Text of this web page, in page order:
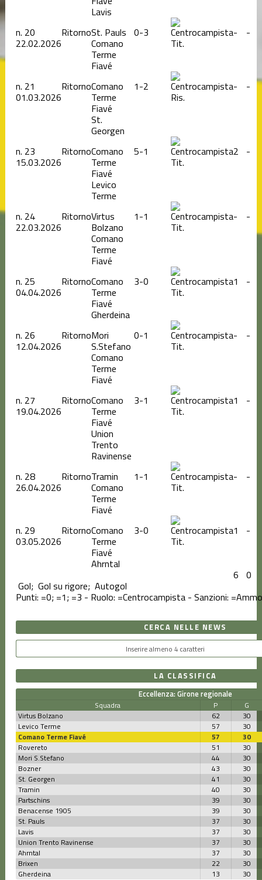
Lavis
n. 20
22.02.2026
RitornoSt. Pauls
Comano
Terme
Fiavé
0-3
Tit.
- -
n. 21
01.03.2026
RitornoComano
Terme
Fiavé
St.
Georgen
1-2
Ris.
- -
n. 23
15.03.2026
RitornoComano
Terme
Fiavé
Levico
Terme
5-1
Tit.
2 -
n. 24
22.03.2026
RitornoVirtus
Bolzano
Comano
Terme
Fiavé
1-1
Tit.
- -
n. 25
04.04.2026
RitornoComano
Terme
Fiavé
Gherdeina
3-0
Tit.
1 -
n. 26
12.04.2026
RitornoMori
S.Stefano
Comano
Terme
Fiavé
0-1
Tit.
- -
n. 27
19.04.2026
RitornoComano
Terme
Fiavé
Union
Trento
Ravinense
3-1
Tit.
1 -
n. 28
26.04.2026
RitornoTramin
Comano
Terme
Fiavé
1-1
Tit.
- -
n. 29
03.05.2026
RitornoComano
Terme
Fiavé
Ahrntal
3-0
Tit.
1 -
6 0
Gol; Gol su rigore; Autogol
Punti: =0; =1; =3 - Ruolo: =Centrocampista - Sanzioni:
CERCA NELLE NEWS
LA CLASSIFICA
Eccellenza: Girone regionale
Squadra P
G
Virtus Bolzano
62
30
Levico Terme
57
30
Comano Terme Fiavé
57
30
Rovereto
51
30
Mori S.Stefano
44
30
Bozner
43
30
St. Georgen
41
30
Tramin
40
30
Partschins
39
30
Benacense 1905
39
30
St. Pauls
37
30
Lavis
37
30
Union Trento Ravinense
37
30
Ahrntal
37
30
Brixen
22
30
Gherdeina
13 30